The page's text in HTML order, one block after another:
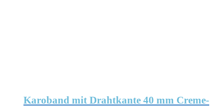
Karoband mit Drahtkante 40 mm Creme-